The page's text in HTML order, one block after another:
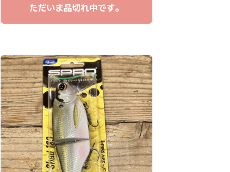
ただいま品切れ中です。